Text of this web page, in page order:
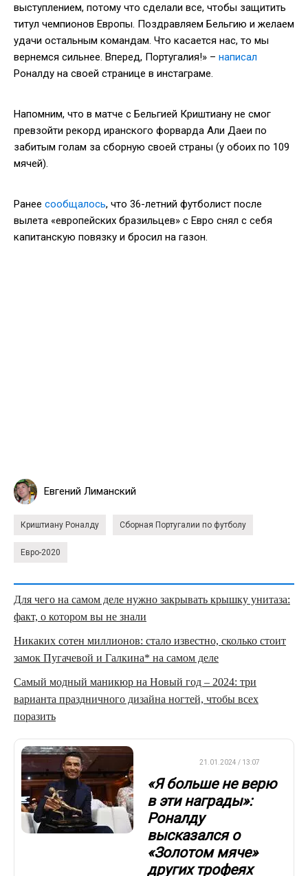
выступлением, потому что сделали все, чтобы защитить
титул чемпионов Европы. Поздравляем Бельгию и желаем
удачи остальным командам. Что касается нас, то мы
вернемся сильнее. Вперед, Португалия!» – написал
Роналду на своей странице в инстаграме.
Напомним, что в матче с Бельгией Криштиану не смог
превзойти рекорд иранского форварда Али Даеи по
забитым голам за сборную своей страны (у обоих по 109
мячей).
Ранее сообщалось, что 36-летний футболист после
вылета «европейских бразильцев» с Евро снял с себя
капитанскую повязку и бросил на газон.
Евгений Лиманский
Криштиану Роналду Сборная Португалии по футболу
Евро-2020
Для чего на самом деле нужно закрывать крышку унитаза:
факт, о котором вы не знали
Никаких сотен миллионов: стало известно, сколько стоит
замок Пугачевой и Галкина* на самом деле
Самый модный маникюр на Новый год – 2024: три
варианта праздничного дизайна ногтей, чтобы всех
поразить
21.01.2024 / 13:07
«Я больше не верю
в эти награды»:
Роналду
высказался о
«Золотом мяче»
других трофеях